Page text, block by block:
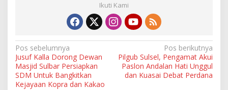
Ikuti Kami
N
a
v
Pos sebelumnya
Jusuf Kalla Dorong Dewan
Masjid Sulbar Persiapkan
SDM Untuk Bangkitkan
Kejayaan Kopra dan Kakao
Pos berikutnya
Pilgub Sulsel, Pengamat Akui
Paslon Andalan Hati Unggul
dan Kuasai Debat Perdana